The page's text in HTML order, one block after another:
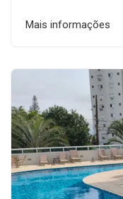
Mais informações